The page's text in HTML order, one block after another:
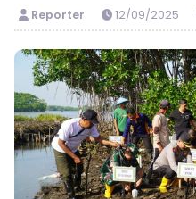
Reporter 12/09/2025